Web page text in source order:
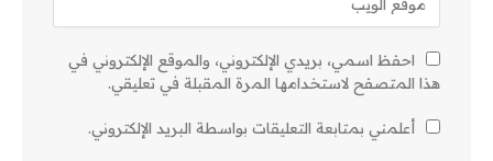
احفظ اسمي، بريدي الإلكتروني، والموقع الإلكتروني في
هذا المتصفح لاستخدامها المرة المقبلة في تعليقي.
أعلمني بمتابعة التعليقات بواسطة البريد الإلكتروني.